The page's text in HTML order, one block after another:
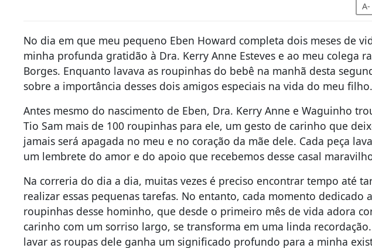
A-
No dia em que meu pequeno Eben Howard completa dois meses de
minha profunda gratidão à Dra. Kerry Anne Esteves e ao meu colega
Borges. Enquanto lavava as roupinhas do bebê na manhã desta
sobre a importância desses dois amigos especiais na vida do meu filho.
Antes mesmo do nascimento de Eben, Dra. Kerry Anne e Waguinho
Tio Sam mais de 100 roupinhas para ele, um gesto de carinho que
jamais será apagada no meu e no coração da mãe dele. Cada peça
um lembrete do amor e do apoio que recebemos desse casal
Na correria do dia a dia, muitas vezes é preciso encontrar tempo até
realizar essas pequenas tarefas. No entanto, cada momento dedicado
roupinhas desse hominho, que desde o primeiro mês de vida adora
carinho com um sorriso largo, se transforma em uma linda
lavar as roupas dele ganha um significado profundo para a minha